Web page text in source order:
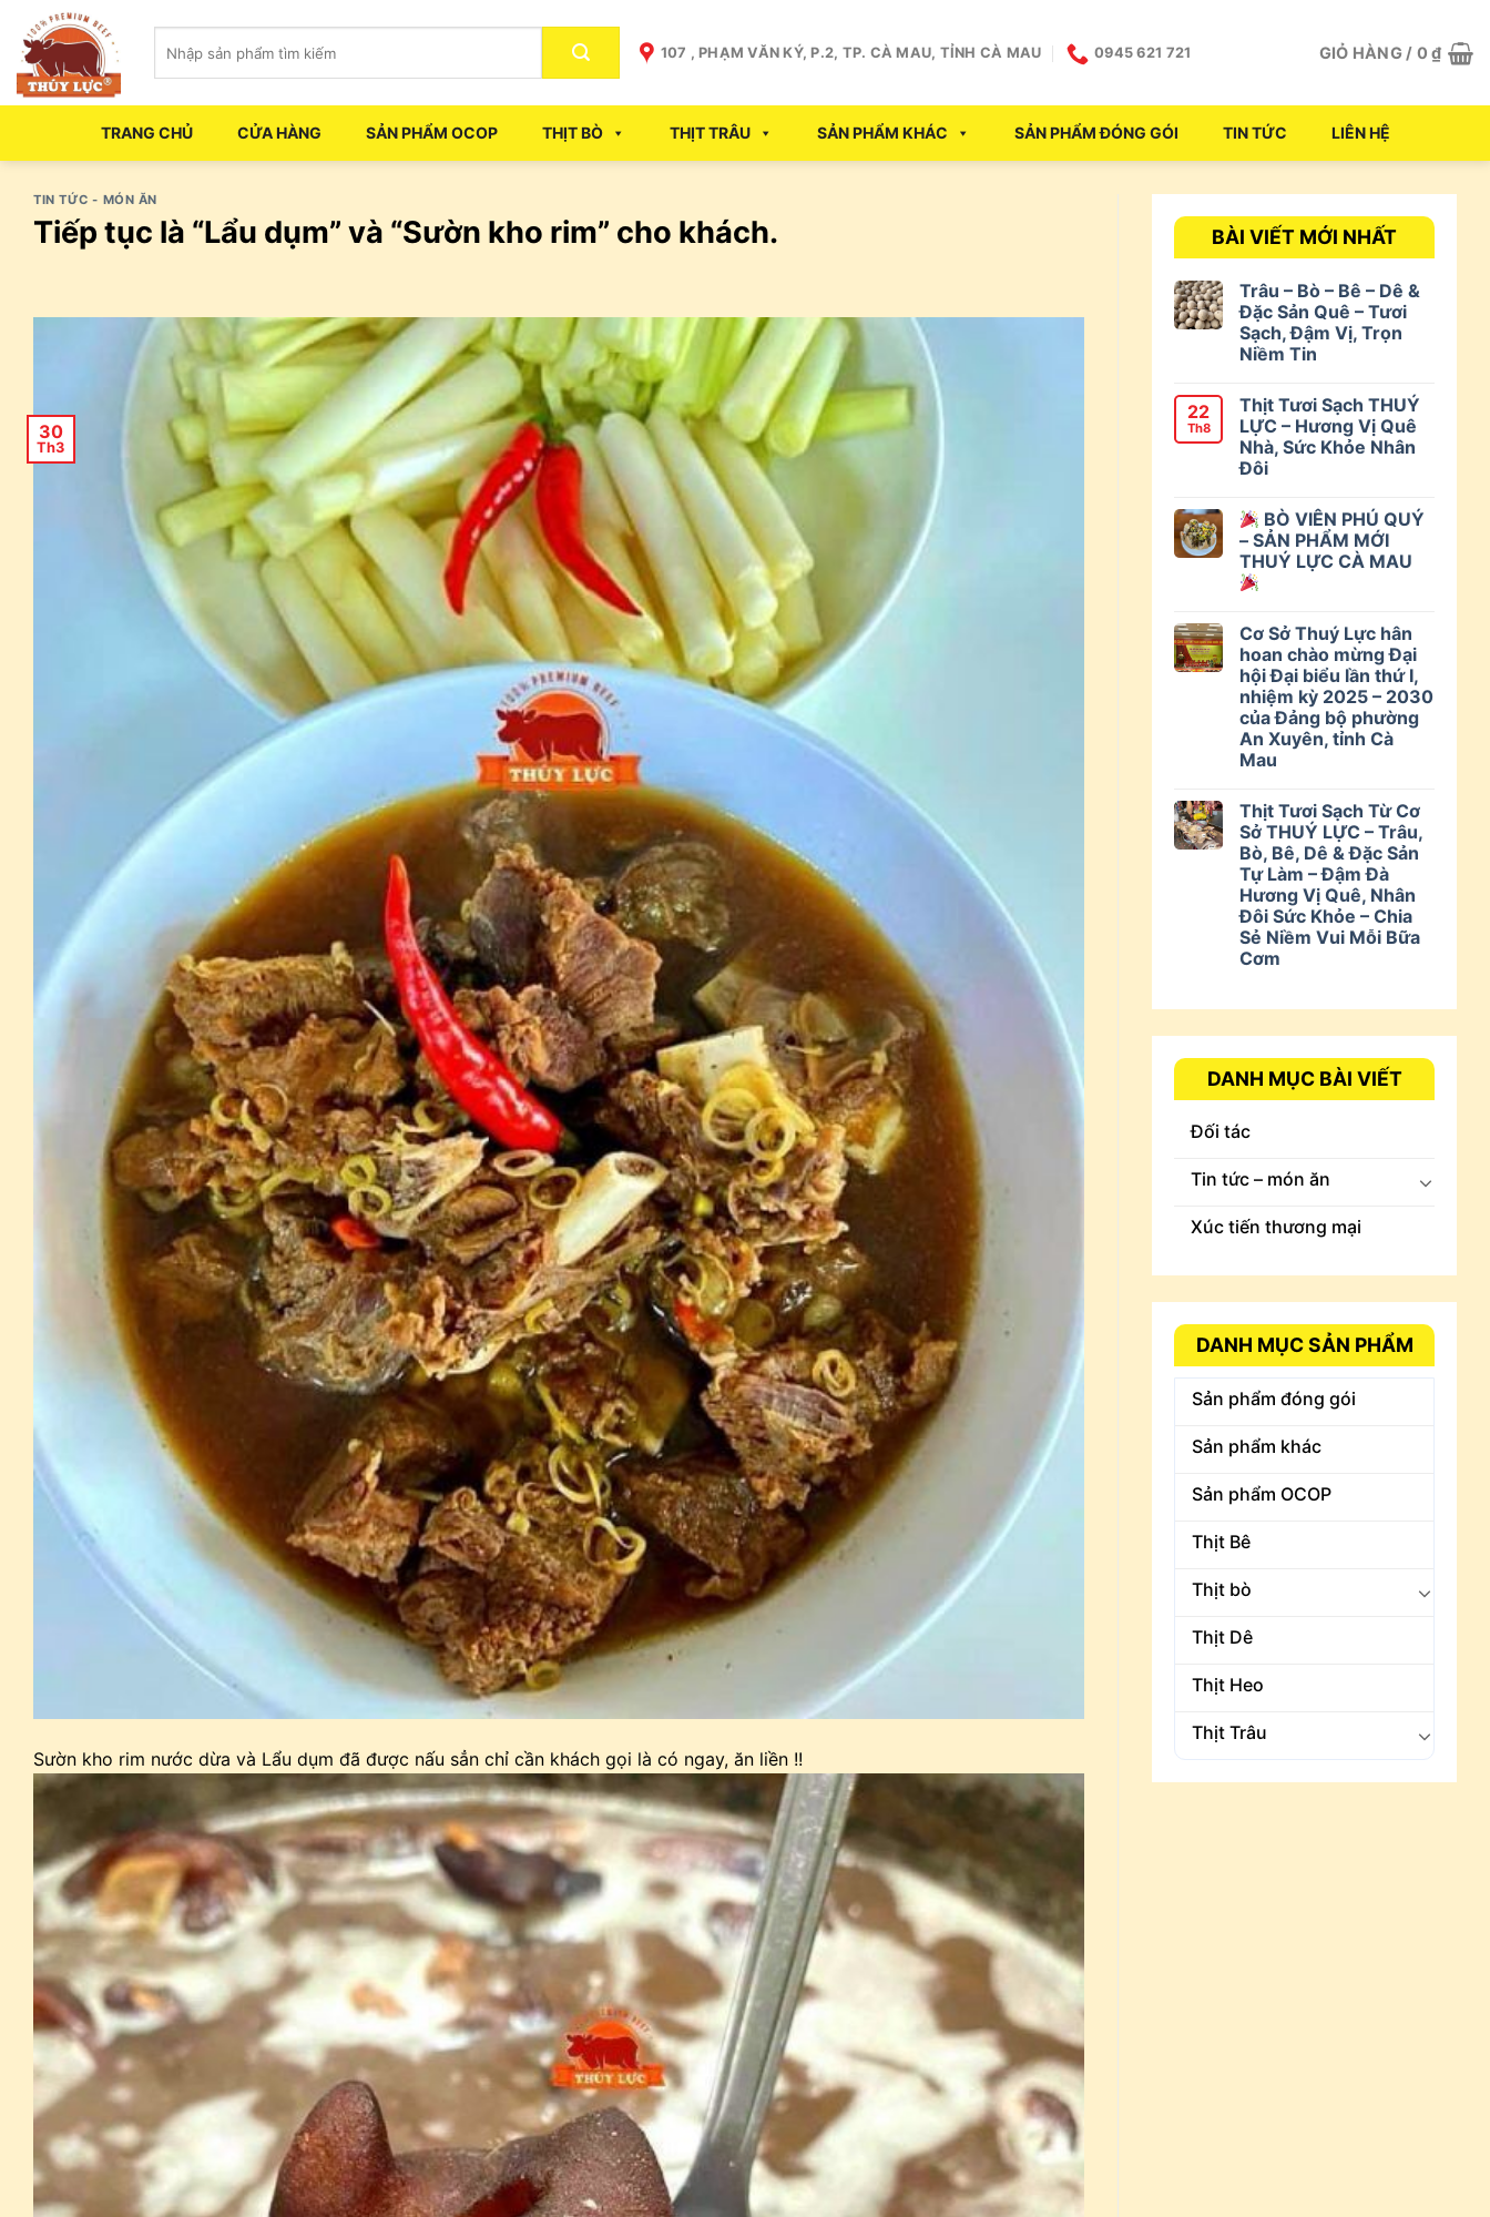
content
kiếm:
107 , PHẠM VĂN KÝ, P.2, TP. CÀ MAU, TỈNH CÀ MAU 0945 621 721 GIỎ HÀNG / 0₫
TRANG CHỦ CỬA HÀNG SẢN PHẨM OCOP THỊT BÒ THỊT TRÂU SẢN PHẨM KHÁC SẢN PHẨM ĐÓNG GÓI TIN TỨC LIÊN HỆ
TIN TỨC - MÓN ĂN
Tiếp tục là “Lẩu dụm” và “Sườn kho rim” cho khách.
30
Th3
Sườn kho rim nước dừa và Lẩu dụm đã được nấu sẳn chỉ cần khách gọi là có ngay, ăn liền !!
BÀI VIẾT MỚI NHẤT
Trâu – Bò – Bê – Dê &
Đặc Sản Quê – Tươi
Sạch, Đậm Vị, Trọn
Niềm Tin
22
Th8
Thịt Tươi Sạch THUÝ
LỰC – Hương Vị Quê
Nhà, Sức Khỏe Nhân
Đôi
BÒ VIÊN PHÚ QUÝ
– SẢN PHẨM MỚI
THUÝ LỰC CÀ MAU
Cơ Sở Thuý Lực hân
hoan chào mừng Đại
hội Đại biểu lần thứ I,
nhiệm kỳ 2025 – 2030
của Đảng bộ phường
An Xuyên, tỉnh Cà
Mau
Thịt Tươi Sạch Từ Cơ
Sở THUÝ LỰC – Trâu,
Bò, Bê, Dê & Đặc Sản
Tự Làm – Đậm Đà
Hương Vị Quê, Nhân
Đôi Sức Khỏe – Chia
Sẻ Niềm Vui Mỗi Bữa
Cơm
DANH MỤC BÀI VIẾT
Đối tác
Tin tức – món ăn
Xúc tiến thương mại
DANH MỤC SẢN PHẨM
Sản phẩm đóng gói
Sản phẩm khác
Sản phẩm OCOP
Thịt Bê
Thịt bò
Thịt Dê
Thịt Heo
Thịt Trâu